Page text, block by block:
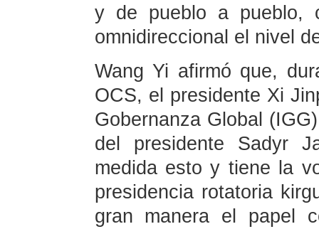
y de pueblo a pueblo,
omnidireccional el nivel
Wang Yi afirmó que,
OCS, el presidente Xi
Gobernanza Global
del presidente Sadyr
medida esto y tiene la
presidencia rotatoria
gran manera el papel